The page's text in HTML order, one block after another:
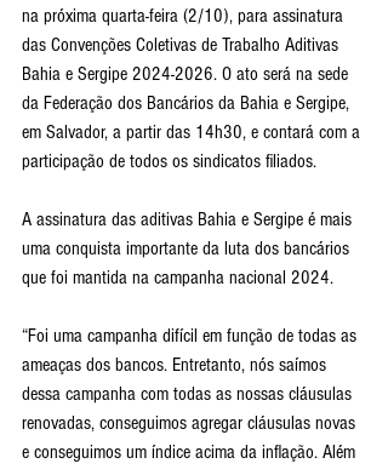
na próxima quarta-feira (2/10), para assinatura
das Convenções Coletivas de Trabalho Aditivas
Bahia e Sergipe 2024-2026. O ato será na sede
da Federação dos Bancários da Bahia e Sergipe,
em Salvador, a partir das 14h30, e contará com a
participação de todos os sindicatos filiados.
A assinatura das aditivas Bahia e Sergipe é mais
uma conquista importante da luta dos bancários
que foi mantida na campanha nacional 2024.
“Foi uma campanha difícil em função de todas as
ameaças dos bancos. Entretanto, nós saímos
dessa campanha com todas as nossas cláusulas
renovadas, conseguimos agregar cláusulas novas
e conseguimos um índice acima da inflação. Além